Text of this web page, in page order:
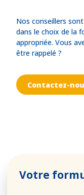
Nos conseillers
dans le choix de la
appropriée. Vous
être rappelé ?
Contactez-
Votre